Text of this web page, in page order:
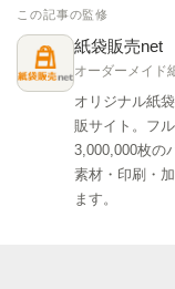
この記事の監修
紙袋販売net
オーダーメイド
オリジナル紙
販サイト。フ
3,000,000枚の
素材・印刷・
ます。